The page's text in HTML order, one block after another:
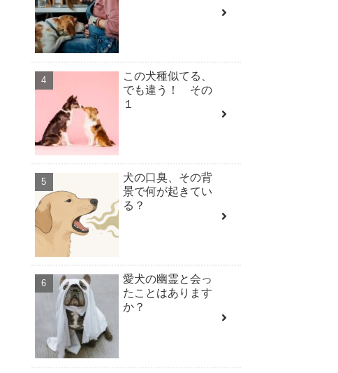
この犬種似てる、
でも違う！ その
１
犬の口臭、その背
景で何が起きてい
る？
愛犬の幽霊と会っ
たことはあります
か？